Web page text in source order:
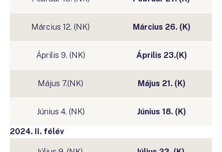
Március 12. (NK) Március 26. (K)
Április 9. (NK) Április 23.(K)
Május 7.(NK) Május 21. (K)
Június 4. (NK) Június 18. (K)
2024. II. félév